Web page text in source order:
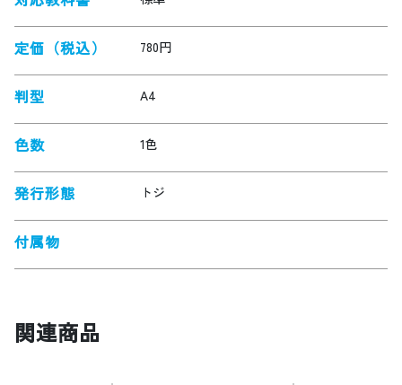
定価（税込） 780円
判型 A4
色数 1色
発行形態 トジ
付属物
関連商品